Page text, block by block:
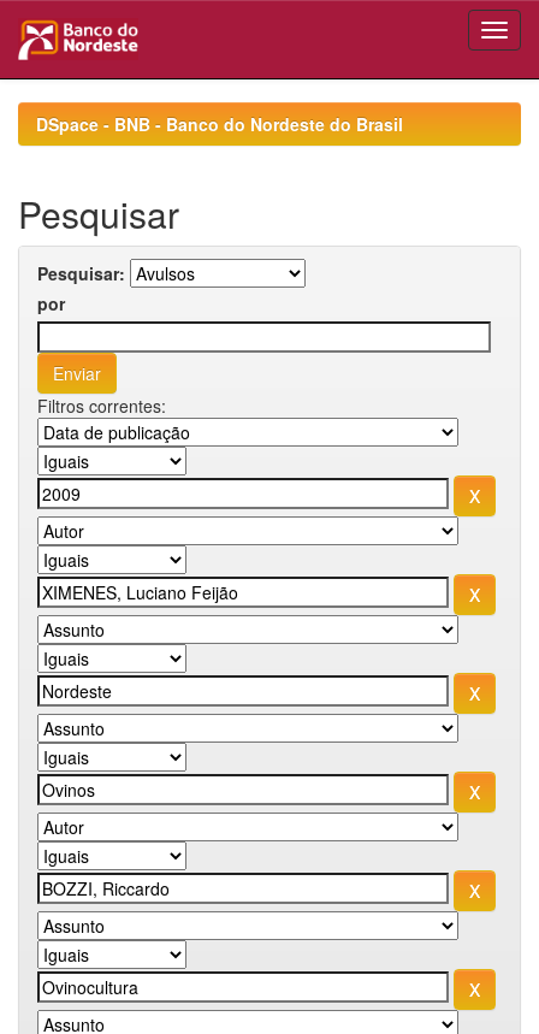
navigationDSpace - BNB - Banco do Nordeste do Brasil
Pesquisar
Pesquisar:
por
Filtros correntes: